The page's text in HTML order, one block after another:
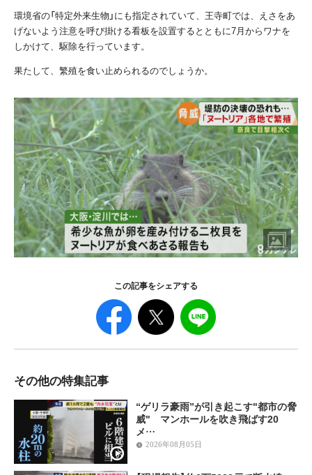
環境省の「特定外来生物」にも指定されていて、王寺町では、えさをあ
げないよう注意を呼び掛ける看板を設置するとともに7月からワナを
しかけて、駆除を行っています。
果たして、繁殖を食い止められるのでしょうか。
この記事をシェアする
その他の特集記事
“ゲリラ豪雨”が引き起こす"都市の脅
威" マンホールを吹き飛ばす20
メ…
2026年08月05日